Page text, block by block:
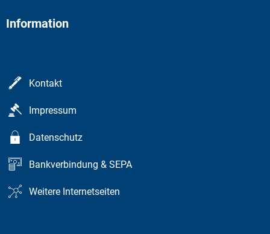
Information
Kontakt
Impressum
Datenschutz
Bankverbindung & SEPA
Weitere Internetseiten